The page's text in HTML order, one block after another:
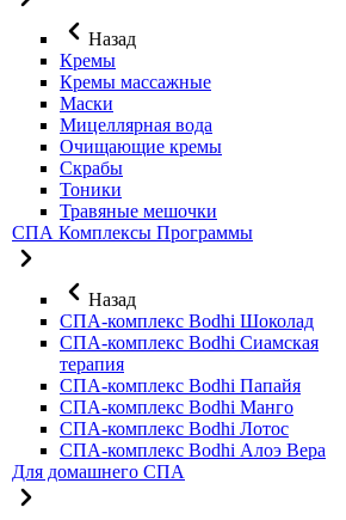
Назад
Кремы
Кремы массажные
Маски
Мицеллярная вода
Очищающие кремы
Скрабы
Тоники
Травяные мешочки
СПА Комплексы Программы
Назад
СПА-комплекс Bodhi Шоколад
СПА-комплекс Bodhi Сиамская
терапия
СПА-комплекс Bodhi Папайя
СПА-комплекс Bodhi Манго
СПА-комплекс Bodhi Лотос
СПА-комплекс Bodhi Алоэ Вера
Для домашнего СПА